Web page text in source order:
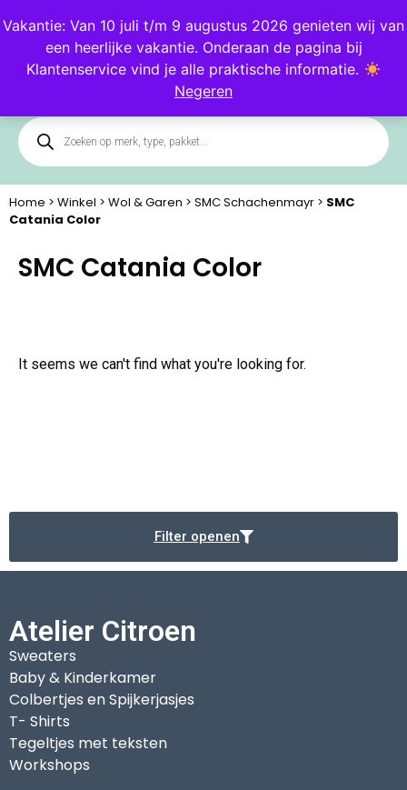
Vakantie: Van 10 juli t/m 9 augustus 2026 genieten wij van
een heerlijke vakantie. Onderaan de pagina bij
Klantenservice vind je alle praktische informatie.
Negeren
BlogKlantenservice
Home > Winkel > Wol & Garen > SMC Schachenmayr > SMC
Catania Color
SMC Catania Color
It seems we can't find what you're looking for.
Filter openen
Atelier Citroen
Sweaters
Baby & Kinderkamer
Colbertjes en Spijkerjasjes
T- Shirts
Tegeltjes met teksten
Workshops